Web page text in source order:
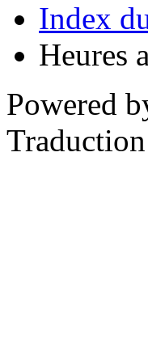
Index
Heures
Powered